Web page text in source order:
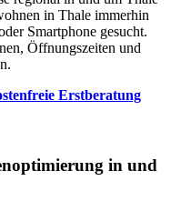
in Thale immerhin
Smartphone gesucht.
Öffnungszeiten und
Erstberatung
in und